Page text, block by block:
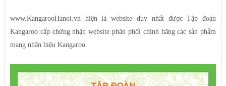
www.KangarooHanoi.vn hiện là website duy nhất được Tập đoàn
Kangaroo cấp chứng nhận website phân phối chính hãng các sản phẩm
mang nhãn hiệu Kangaroo.